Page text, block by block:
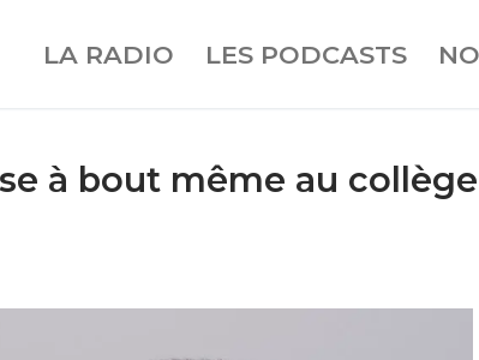
LA RADIO LES PODCASTS
à bout même au